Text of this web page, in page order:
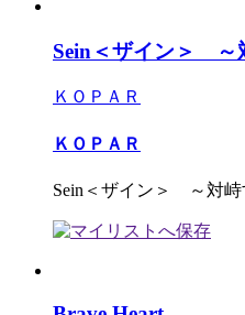
Sein＜ザイン＞ ～
ＫＯＰＡＲ
ＫＯＰＡＲ
Sein＜ザイン＞ ～対峙